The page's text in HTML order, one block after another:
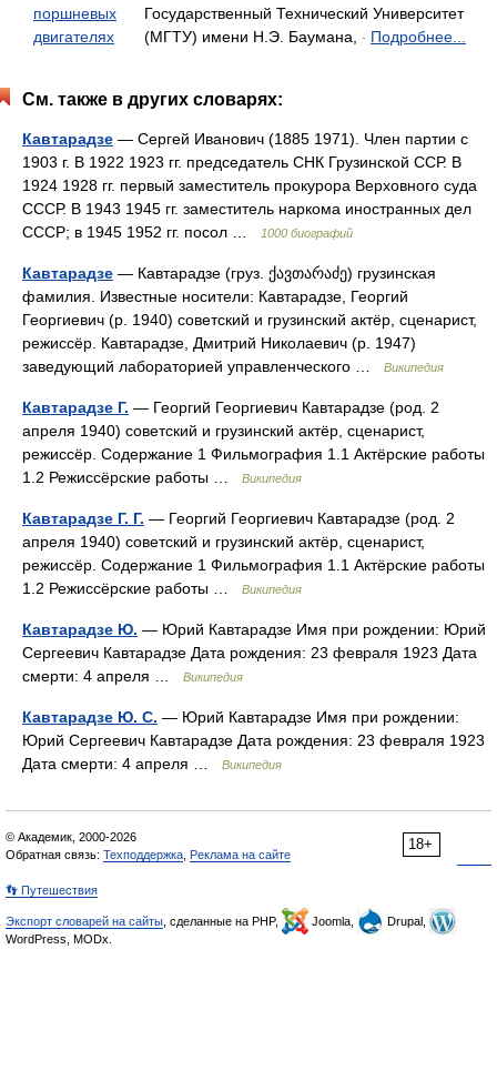
поршневых
двигателях
Государственный Технический Университет
(МГТУ) имени Н.Э. Баумана,
- Подробнее...
См. также в других словарях:
Кавтарадзе — Сергей Иванович (1885 1971). Член партии с
1903 г. В 1922 1923 гг. председатель СНК Грузинской ССР. В
1924 1928 гг. первый заместитель прокурора Верховного суда
СССР. В 1943 1945 гг. заместитель наркома иностранных дел
СССР; в 1945 1952 гг. посол …
1000 биографий
Кавтарадзе — Кавтарадзе (груз. ქავთარაძე) грузинская
фамилия. Известные носители: Кавтарадзе, Георгий
Георгиевич (р. 1940) советский и грузинский актёр, сценарист,
режиссёр. Кавтарадзе, Дмитрий Николаевич (р. 1947)
заведующий лабораторией управленческого …
Википедия
Кавтарадзе Г. — Георгий Георгиевич Кавтарадзе (род. 2
апреля 1940) советский и грузинский актёр, сценарист,
режиссёр. Содержание 1 Фильмография 1.1 Актёрские работы
1.2 Режиссёрские работы …
Википедия
Кавтарадзе Г. Г. — Георгий Георгиевич Кавтарадзе (род. 2
апреля 1940) советский и грузинский актёр, сценарист,
режиссёр. Содержание 1 Фильмография 1.1 Актёрские работы
1.2 Режиссёрские работы …
Википедия
Кавтарадзе Ю. — Юрий Кавтарадзе Имя при рождении: Юрий
Сергеевич Кавтарадзе Дата рождения: 23 февраля 1923 Дата
смерти: 4 апреля …
Википедия
Кавтарадзе Ю. С. — Юрий Кавтарадзе Имя при рождении:
Юрий Сергеевич Кавтарадзе Дата рождения: 23 февраля 1923
Дата смерти: 4 апреля …
Википедия
18+
© Академик, 2000-2026
Обратная связь: Техподдержка Реклама на сайте
👣 Путешествия
Экспорт словарей на сайты , сделанные на PHP, Joomla,
Drupal,
WordPress, MODx.